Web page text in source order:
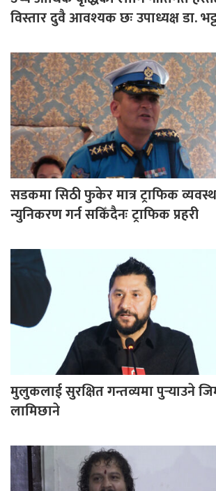
विस्तार दुवै आवश्यक छः उपाध्यक्ष डा.
सडकमा सिठी फुकेर मात्र ट्राफिक
न्युनिकरण गर्न सकिँदैनः ट्राफिक प्रहरी
मुलुकलाई सुरक्षित गन्तव्यमा पुर्‍याउने
लामिछाने